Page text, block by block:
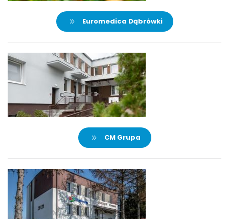
Euromedica Dąbrówki
CM Grupa